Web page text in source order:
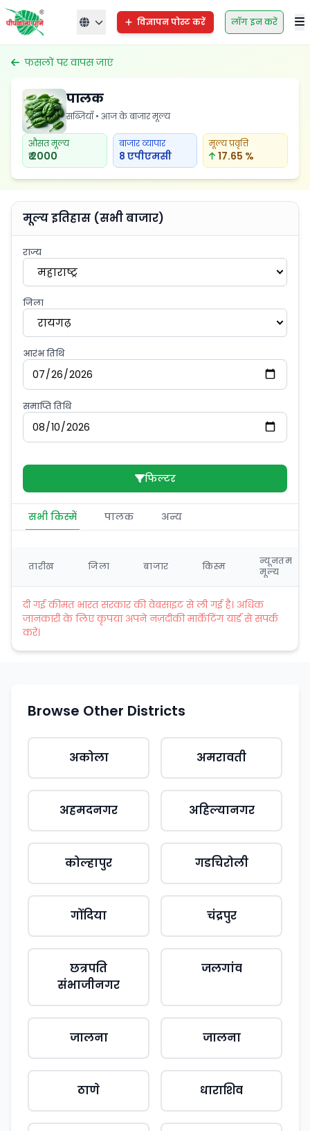
विज्ञापन पोस्ट करें लॉग इन करें
फसलों पर वापस जाएं
पालक
सब्ज़ियाँ • आज के बाजार मूल्य
औसत मूल्य
₹ 2000
बाजार व्यापार
8 एपीएमसी
मूल्य प्रवृत्ति
17.65 %
मूल्य इतिहास (सभी बाजार)
राज्य
महाराष्ट्र
जिला
रायगढ़
आरंभ तिथि
समाप्ति तिथि
फिल्टर
सभी किस्में पालक अन्य
तारीख जिला बाजार किस्म
न्यूनतम
मूल्य
दी गई कीमत भारत सरकार की वेबसाइट से ली गई है। अधिक
जानकारी के लिए कृपया अपने नज़दीकी मार्केटिंग यार्ड से संपर्क
करें।
Browse Other Districts
अकोला अमरावती
अहमदनगर अहिल्यानगर
कोल्हापुर गडचिरोली
गोंदिया चंद्रपुर
छत्रपति
संभाजीनगर
जलगांव
जालना जालना
ठाणे धाराशिव